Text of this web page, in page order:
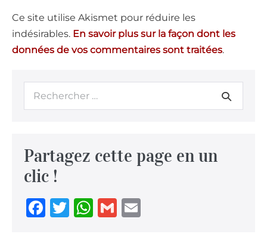
Ce site utilise Akismet pour réduire les
indésirables. En savoir plus sur la façon dont les
données de vos commentaires sont traitées.
Partagez cette page en un
clic !
F
T
W G